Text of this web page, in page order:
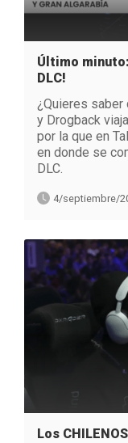
Último
DLC!
¿Quieres saber
y Drogback
por la que en
en donde se
DLC.
4/septiembre/
Los